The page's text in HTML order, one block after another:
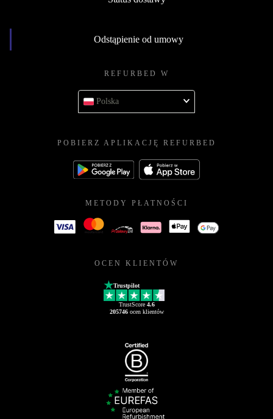
Odstąpienie od umowy
REFURBED W
Polska
POBIERZ APLIKACJĘ REFURBED
METODY PŁATNOŚCI
OCEN KLIENTÓW
Trustpilot
TrustScore 4.6
205746ocen klientów